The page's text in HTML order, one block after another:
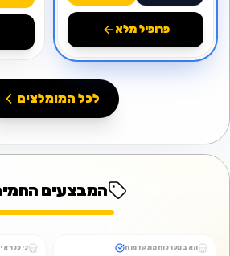
פרופיל מלא
לכל המומלצים
המבצעים
KRAYOT-1
האב מערכות מתקדמות vipכיפכף